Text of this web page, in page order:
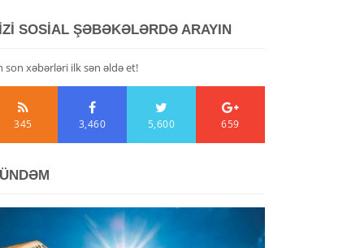
SOSİAL ŞƏBƏKƏLƏRDƏ ARAYIN
son xəbərləri ilk sən əldə et!
345 3,460 5,600 659